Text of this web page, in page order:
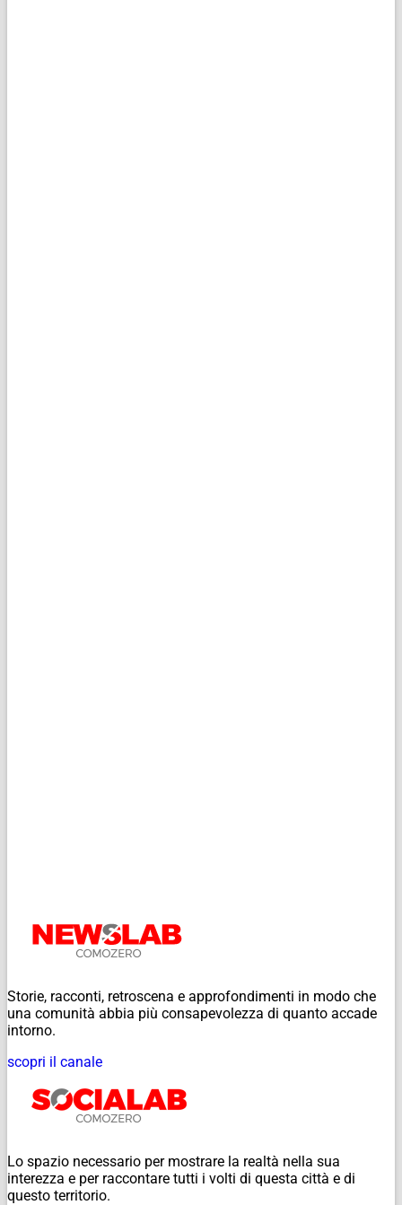
Storie, racconti, retroscena e approfondimenti in modo che
una comunità abbia più consapevolezza di quanto accade
intorno.
scopri il canale
Lo spazio necessario per mostrare la realtà nella sua
interezza e per raccontare tutti i volti di questa città e di
questo territorio.